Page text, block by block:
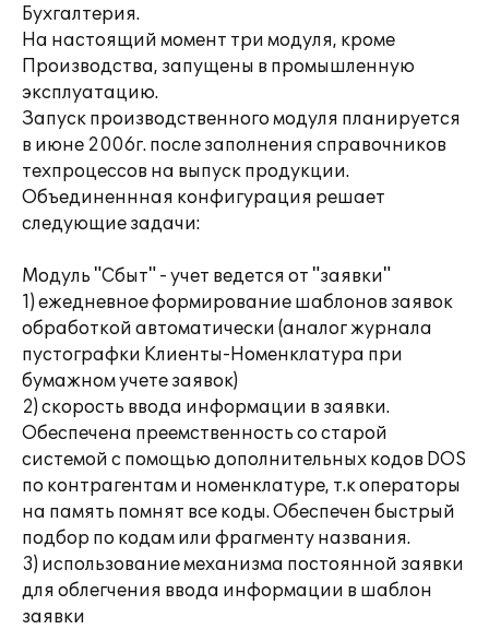
Бухгалтерия.
На настоящий момент три модуля, кроме
Производства, запущены в промышленную
эксплуатацию.
Запуск производственного модуля планируется
в июне 2006г. после заполнения справочников
техпроцессов на выпуск продукции.
Объединеннная конфигурация решает
следующие задачи:
Модуль "Сбыт" - учет ведется от "заявки"
1) ежедневное формирование шаблонов заявок
обработкой автоматически (аналог журнала
пустографки Клиенты-Номенклатура при
бумажном учете заявок)
2) скорость ввода информации в заявки.
Обеспечена преемственность со старой
системой с помощью дополнительных кодов DOS
по контрагентам и номенклатуре, т.к операторы
на память помнят все коды. Обеспечен быстрый
подбор по кодам или фрагменту названия.
3) использование механизма постоянной заявки
для облегчения ввода информации в шаблон
заявки